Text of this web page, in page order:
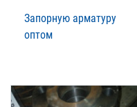
Запорную арматуру
оптом